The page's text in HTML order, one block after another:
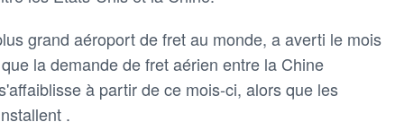
grand aéroport de fret au monde, a averti le mois
la demande de fret aérien entre la Chine
à partir de ce mois-ci, alors que les
.